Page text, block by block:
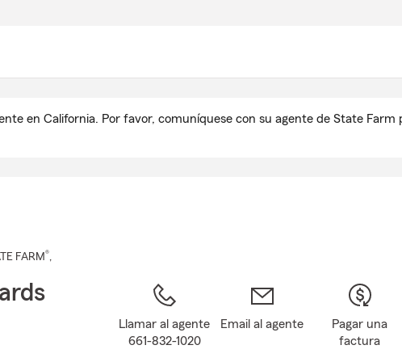
en California. Por favor, comuníquese con su agente de State Farm
FARM®,
Llamar al agente
661-832-1020
Email al agente
Pagar una
factura